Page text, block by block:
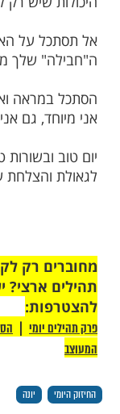
שהיו רוצים
אחרת, עם
להיות
מאבד את
מי שאתה.
מתוחים, לא
מישהו
רק לך, את
על האחר, גם
שלך מתאימה